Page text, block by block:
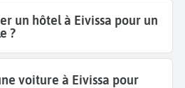
un hôtel à Eivissa pour un
?
voiture à Eivissa pour